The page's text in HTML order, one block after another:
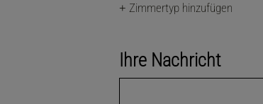
+ Zimmertyp hinzufügen
Ihre Nachricht